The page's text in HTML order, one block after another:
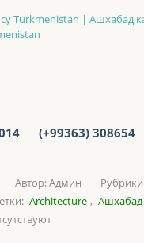
(+99363) 308654
как искусство
искусство
Автор:Админ
Architecture , Ашхабад